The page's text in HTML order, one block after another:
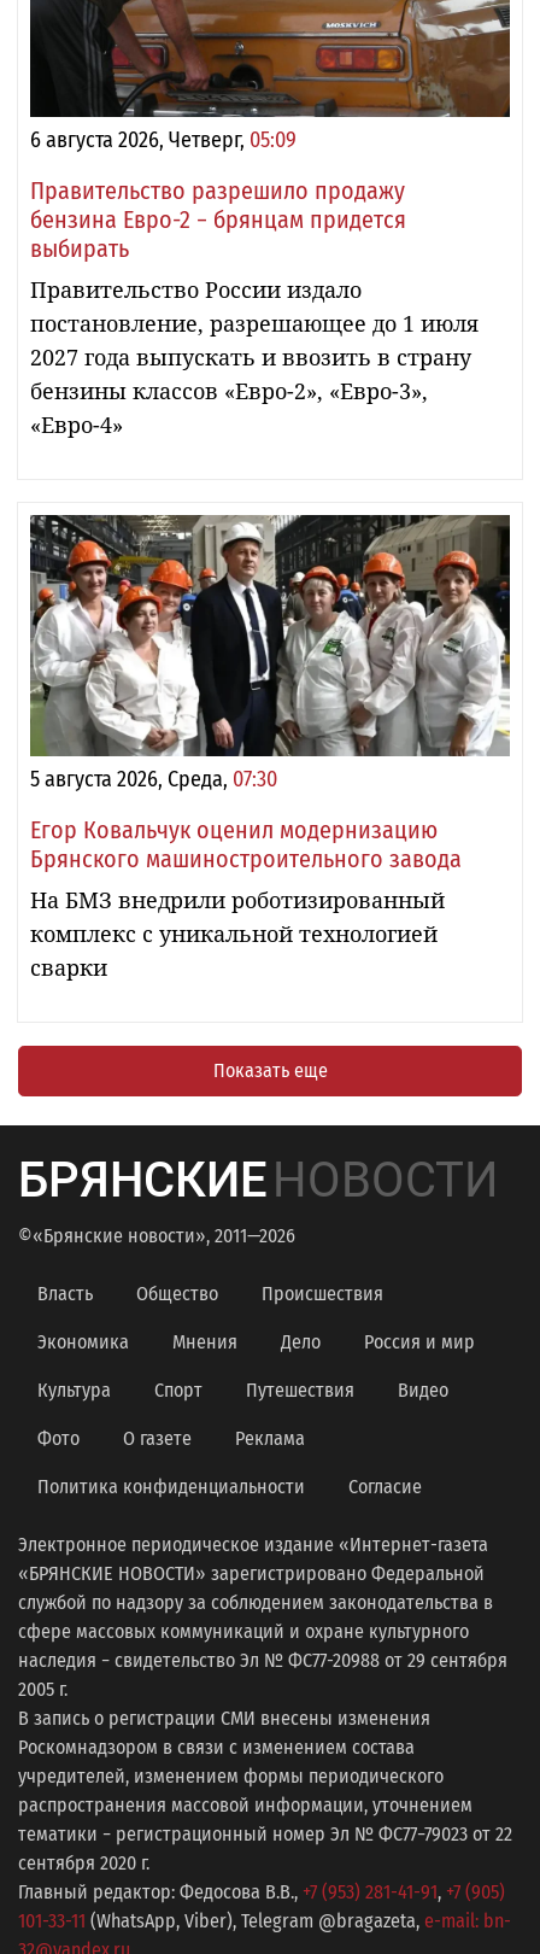
6 августа 2026, Четверг, 05:09
Правительство разрешило продажу
бензина Евро-2 − брянцам придется
выбирать
Правительство России издало
постановление, разрешающее до 1 июля
2027 года выпускать и ввозить в страну
бензины классов «Евро-2», «Евро-3»,
«Евро-4»
5 августа 2026, Среда, 07:30
Егор Ковальчук оценил модернизацию
Брянского машиностроительного завода
На БМЗ внедрили роботизированный
комплекс с уникальной технологией
сварки
Показать еще
БРЯНСКИЕНОВОСТИ
©«Брянские новости», 2011—2026
Власть Общество Происшествия
Экономика Мнения Дело Россия и мир
Культура Спорт Путешествия Видео
Фото О газете Реклама
Политика конфиденциальности Согласие
Электронное периодическое издание «Интернет-газета
«БРЯНСКИЕ НОВОСТИ» зарегистрировано Федеральной
службой по надзору за соблюдением законодательства в
сфере массовых коммуникаций и охране культурного
наследия − свидетельство Эл № ФС77-20988 от 29 сентября
2005 г.
В запись о регистрации СМИ внесены изменения
Роскомнадзором в связи с изменением состава
учредителей, изменением формы периодического
распространения массовой информации, уточнением
тематики − регистрационный номер Эл № ФС77−79023 от 22
сентября 2020 г.
Главный редактор: Федосова В.В., +7 (953) 281-41-91, +7 (905)
101-33-11 (WhatsApp, Viber), Telegram @bragazeta, e-mail: bn-